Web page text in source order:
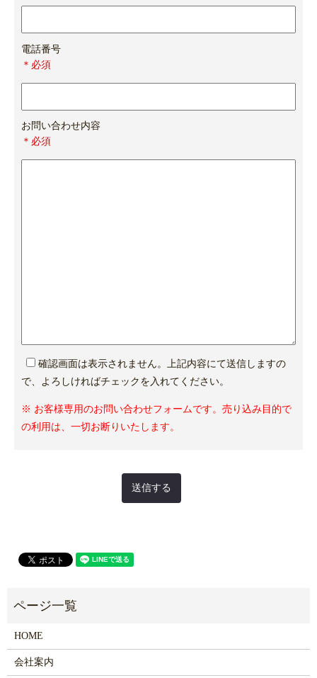
電話番号
＊必須
お問い合わせ内容
＊必須
確認画面は表示されません。上記内容にて送信しますの
で、よろしければチェックを入れてください。
※ お客様専用のお問い合わせフォームです。売り込み目的で
の利用は、一切お断りいたします。
HOME
会社案内